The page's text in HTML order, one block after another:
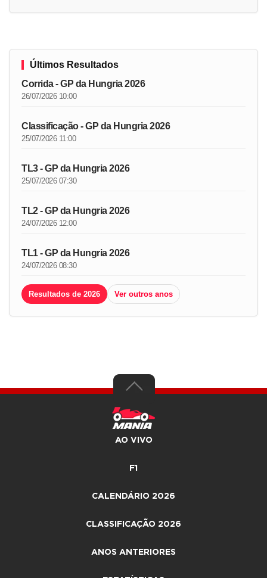
Últimos Resultados
Corrida - GP da Hungria 2026
26/07/2026 10:00
Classificação - GP da Hungria 2026
25/07/2026 11:00
TL3 - GP da Hungria 2026
25/07/2026 07:30
TL2 - GP da Hungria 2026
24/07/2026 12:00
TL1 - GP da Hungria 2026
24/07/2026 08:30
Resultados de 2026 Ver outros anos
AO VIVO
F1
CALENDÁRIO 2026
CLASSIFICAÇÃO 2026
ANOS ANTERIORES